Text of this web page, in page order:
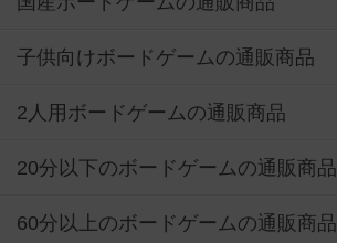
子供向けボードゲームの通販商品
2人用ボードゲームの通販商品
20分以下のボードゲームの通販商品
60分以上のボードゲームの通販商品